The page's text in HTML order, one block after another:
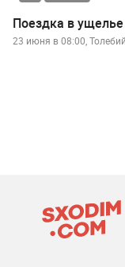
Поездка в
23 июня в 08:00,